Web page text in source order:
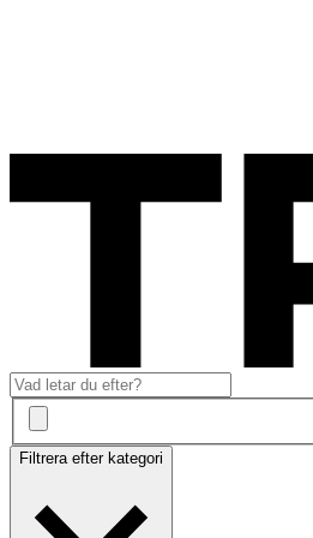
Filtrera efter kategori